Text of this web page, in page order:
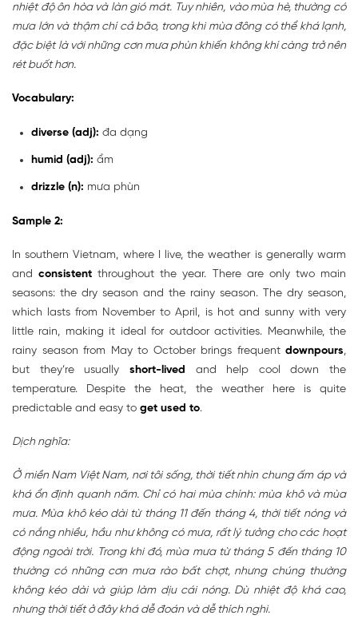
nhiệt độ ôn hòa và làn gió mát. Tuy nhiên, vào mùa hè, thường có
mưa lớn và thậm chí cả bão, trong khi mùa đông có thể khá lạnh,
đặc biệt là với những cơn mưa phùn khiến không khí càng trở nên
rét buốt hơn.
Vocabulary:
diverse (adj): đa dạng
humid (adj): ẩm
drizzle (n): mưa phùn
Sample 2:
In southern Vietnam, where I live, the weather is generally warm
andconsistentthroughout the year. There are only two main
seasons: the dry season and the rainy season. The dry season,
which lasts from November to April, is hot and sunny with very
little rain, making it ideal for outdoor activities. Meanwhile, the
rainy season from May to October brings frequent downpours,
but they’re usually short-lived and help cool down the
temperature. Despite the heat, the weather here is quite
predictable and easy to get used to.
Dịch nghĩa:
Ở miền Nam Việt Nam, nơi tôi sống, thời tiết nhìn chung ấm áp và
khá ổn định quanh năm. Chỉ có hai mùa chính: mùa khô và mùa
mưa. Mùa khô kéo dài từ tháng 11 đến tháng 4, thời tiết nóng và
có nắng nhiều, hầu như không có mưa, rất lý tưởng cho các hoạt
động ngoài trời. Trong khi đó, mùa mưa từ tháng 5 đến tháng 10
thường có những cơn mưa rào bất chợt, nhưng chúng thường
không kéo dài và giúp làm dịu cái nóng. Dù nhiệt độ khá cao,
nhưng thời tiết ở đây khá dễ đoán và dễ thích nghi.